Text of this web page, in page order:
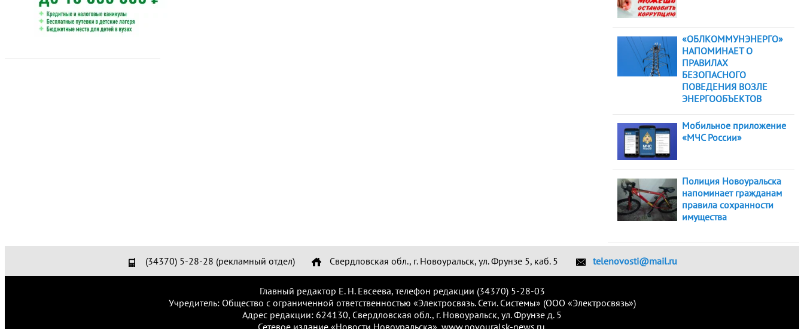
«ОБЛКОММУНЭНЕРГО»
НАПОМИНАЕТ О
ПРАВИЛАХ
БЕЗОПАСНОГО
ПОВЕДЕНИЯ ВОЗЛЕ
ЭНЕРГООБЪЕКТОВ
Мобильное приложение
«МЧС России»
Полиция Новоуральска
напоминает гражданам
правила сохранности
имущества
(34370) 5-28-28 (рекламный отдел) Свердловская обл., г. Новоуральск, ул. Фрунзе 5, каб. 5 telenovosti@mail.ru
Главный редактор Е. Н. Евсеева, телефон редакции (34370) 5-28-03
Учредитель: Общество с ограниченной ответственностью «Электросвязь. Сети. Системы» (ООО «Электросвязь»)
Адрес редакции: 624130, Свердловская обл., г. Новоуральск, ул. Фрунзе д. 5